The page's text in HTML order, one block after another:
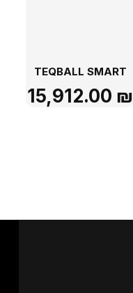
TEQBALL SMART
15,912.00 ₪